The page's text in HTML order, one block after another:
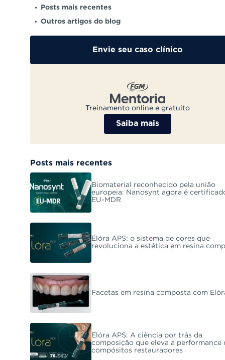
Posts mais recentes
Outros artigos do blog
Envie seu caso clínico
Treinamento online e gratuito
Saiba mais
Posts mais recentes
Biomaterial reconhecido pela união
europeia: Nanosynt agora é
EU-MDR
Elóra APS: o sistema de cores que
revoluciona a estética em resina
Facetas em resina composta com
Elóra APS: A ciência por trás da
composição que eleva a performance
compósitos restauradores